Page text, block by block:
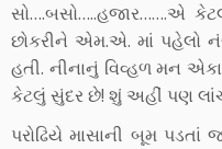
સો….બસો…..હજાર…….એ
છોકરીને એમ.એ. માં પહેલો
હતી. નીનાનું વિવ્હળ મન
કેટલું સુંદર છે! શું અહીં પણ
પરોઢિયે માસાની બૂમ